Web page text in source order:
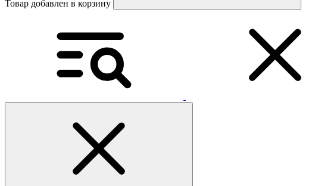
Товар добавлен в корзину